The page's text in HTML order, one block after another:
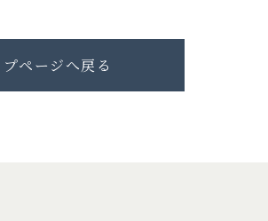
プページへ戻る